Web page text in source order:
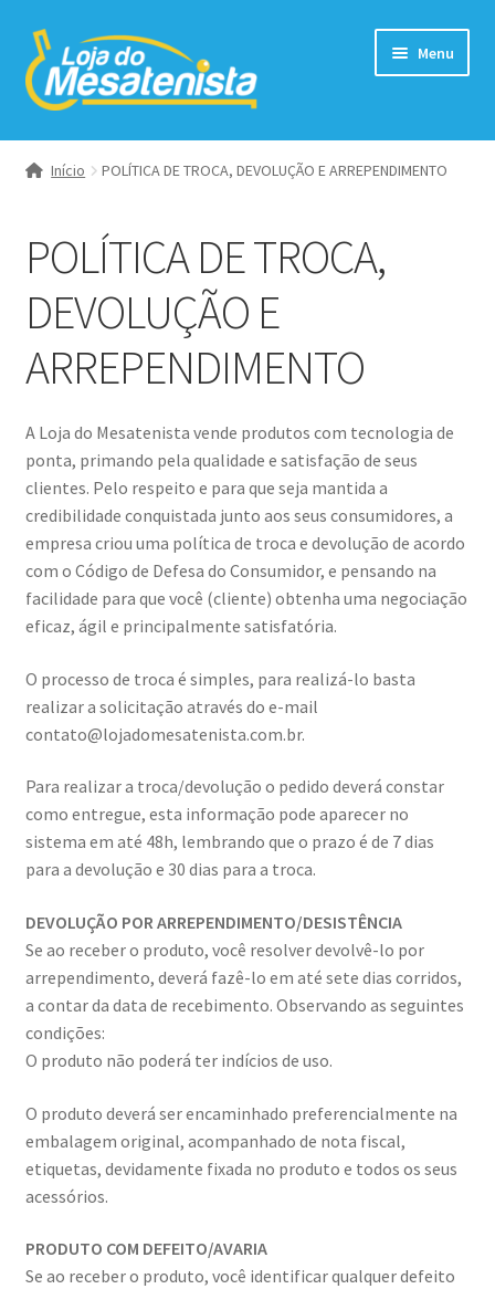
Pular
para
navegação
Pular
para
o
Menu
Borrachas
menu
Raquetes Completas
Bolas
Acessórios
Tênis
Início POLÍTICA DE TROCA, DEVOLUÇÃO E ARREPENDIMENTO
POLÍTICA DE TROCA,
DEVOLUÇÃO E
ARREPENDIMENTO
A Loja do Mesatenista vende produtos com tecnologia de
ponta, primando pela qualidade e satisfação de seus
clientes. Pelo respeito e para que seja mantida a
credibilidade conquistada junto aos seus consumidores, a
empresa criou uma política de troca e devolução de acordo
com o Código de Defesa do Consumidor, e pensando na
facilidade para que você (cliente) obtenha uma negociação
eficaz, ágil e principalmente satisfatória.
O processo de troca é simples, para realizá-lo basta
realizar a solicitação através do e-mail
contato@lojadomesatenista.com.br.
Para realizar a troca/devolução o pedido deverá constar
como entregue, esta informação pode aparecer no
sistema em até 48h, lembrando que o prazo é de 7 dias
para a devolução e 30 dias para a troca.
DEVOLUÇÃO POR ARREPENDIMENTO/DESISTÊNCIA
Se ao receber o produto, você resolver devolvê-lo por
arrependimento, deverá fazê-lo em até sete dias corridos,
a contar da data de recebimento. Observando as seguintes
condições:
O produto não poderá ter indícios de uso.
O produto deverá ser encaminhado preferencialmente na
embalagem original, acompanhado de nota fiscal,
etiquetas, devidamente fixada no produto e todos os seus
acessórios.
PRODUTO COM DEFEITO/AVARIA
Se ao receber o produto, você identificar qualquer defeito